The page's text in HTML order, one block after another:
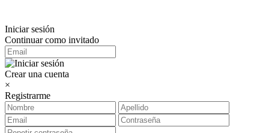
Iniciar sesión
Continuar como invitado
Crear una cuenta
×
Registrarme